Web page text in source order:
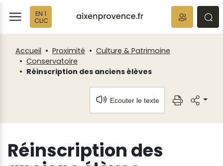
EN 1
CLIC
Accueil Proximité
Culture & Patrimoine
Conservatoire
Réinscription des anciens élèves
Ecouter le texte
Réinscription des
Fenêtre
de
chat
Panneau de gestion des cookies